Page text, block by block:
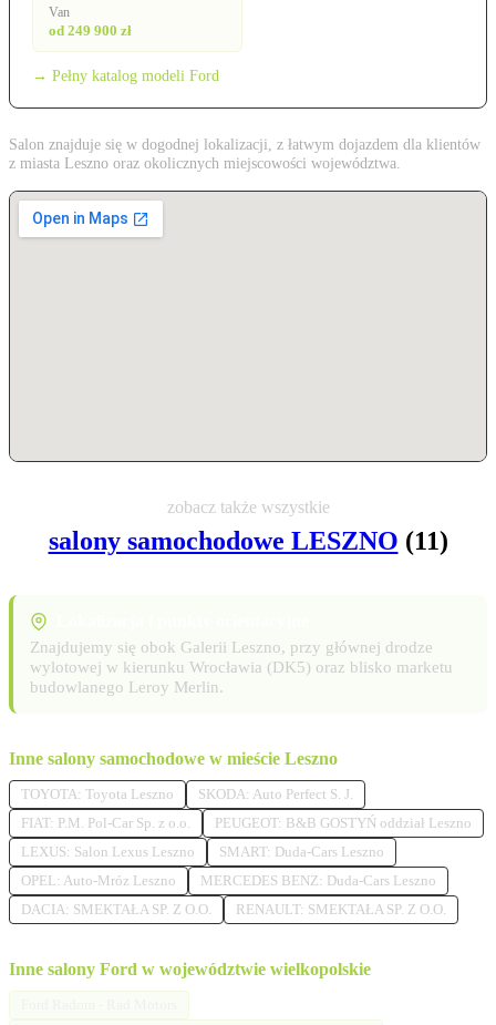
Van
od 249 900 zł
→ Pełny katalog modeli Ford
Salon znajduje się w dogodnej lokalizacji, z łatwym dojazdem dla klientów
z miasta Leszno oraz okolicznych miejscowości województwa.
zobacz także wszystkie
salony samochodowe LESZNO (11)
Znajdujemy się obok Galerii Leszno, przy głównej drodze
wylotowej w kierunku Wrocławia (DK5) oraz blisko marketu
budowlanego Leroy Merlin.
Inne salony samochodowe w mieście Leszno
TOYOTA: Toyota Leszno
SKODA: Auto Perfect S. J.
FIAT: P.M. Pol-Car Sp. z o.o.
PEUGEOT: B&B GOSTYŃ oddział Leszno
LEXUS: Salon Lexus Leszno
SMART: Duda-Cars Leszno
OPEL: Auto-Mróz Leszno
MERCEDES BENZ: Duda-Cars Leszno
DACIA: SMEKTAŁA SP. Z O.O.
RENAULT: SMEKTAŁA SP. Z O.O.
Inne salony Ford w województwie wielkopolskie